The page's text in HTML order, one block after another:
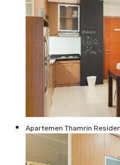
Apartemen Thamrin